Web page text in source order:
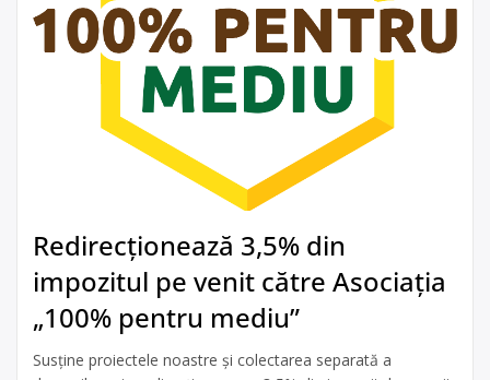
Redirecționează 3,5% din
impozitul pe venit către Asociația
„100% pentru mediu”
Susține proiectele noastre și colectarea separată a